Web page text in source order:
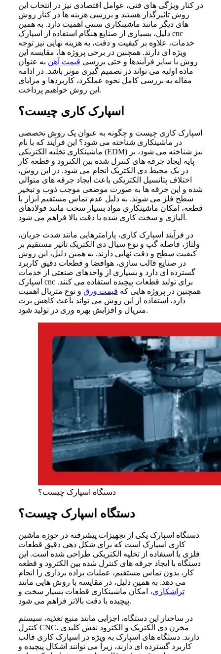
در کنار ویژگی های فنی، عوامل اقتصادی نیز در انتخاب این
روش تاثیرگذار هستند و بررسی هزینه ها در کنار روش
های دیگر مانند ماشینکاری سنتی اهمیت دارد. به همین
دلیل، بسیاری از صنایع هنگام استفاده از اسپارک cnc
خدمات، علاوه بر کیفیت و دقت، به هزینه نهایی نیز توجه
ویژه ای دارند. همچنین در برخی پروژه ها، مقایسه این
روش با سایر فرآیندها و حتی بررسی قیمت آهن به عنوان
ماده اولیه می تواند در تصمیم گیری موثر باشد. در ادامه
مقاله به بررسی کامل نحوه عملکرد، کاربردها و مزایای
این روش خواهیم پرداخت.
اسپارک کاری چیست؟
اسپارک کاری چیست و چگونه به عنوان یک روش تخصصی
در ماشینکاری شناخته می شود؟ این فرآیند که با نام
ماشینکاری تخلیه الکتریکی (EDM) نیز شناخته می شود، بر
پایه ایجاد جرقه های کنترل شده بین الکترود و قطعه کار
در یک محیط دی الکتریک انجام می شود. در این روش،
اختلاف پتانسیل الکتریکی باعث ایجاد جرقه های متوالی
شده و این جرقه ها به صورت موضعی موجب ذوب و تبخیر
سطح فلز می شوند. به دلیل عدم تماس مستقیم ابزار با
قطعه، امکان ماشینکاری مواد بسیار سخت مانند فولادهای
آلیاژی و سخت کاری شده با دقت بالا فراهم می شود.
در فرآیند اسپارک کاری، پارامترهایی مانند شدت جریان،
ولتاژ، فاصله گپ و نوع سیال دی الکتریک تاثیر مستقیم بر
کیفیت سطح و دقت نهایی دارند. به همین دلیل، این روش
در صنایع قالب سازی، هوافضا و قطعات دقیق کاربرد
گسترده ای دارد و بسیاری از واحدهای صنعتی از خدمات
اسپارک cnc برای تولید قطعات پیچیده استفاده می کنند.
همچنین در پروژه هایی که قیمت ورق و نوع متریال اهمیت
دارد، استفاده از این روش می تواند باعث کاهش پرت
متریال و افزایش بهره وری در تولید شود.
دستگاه اسپارک چیست؟
دستگاه اسپارک چیست؟
دستگاه اسپارک یکی از تجهیزات پیشرفته در حوزه ماشین
کاری اسپارک است که برای شکل دهی دقیق قطعات
فلزی با استفاده از تخلیه الکتریکی طراحی شده است. این
دستگاه با ایجاد جرقه های کنترل شده بین الکترود و قطعه
کار، بدون تماس مستقیم، عملیات براده برداری را انجام
می دهد. به همین دلیل، در مقایسه با روش هایی مانند
تراشکاری، امکان ماشینکاری قطعات بسیار سخت و
پیچیده با دقت بالاتر فراهم می شود.
در ساختار این دستگاه، اجزایی مانند منبع تغذیه، سیستم
کنترل CNC، مخزن دی الکتریک و الکترود نقش کلیدی
دارند. دستگاه های اسپارک به ویژه در اسپارک کاری قالب
کاربرد گسترده ای دارند، زیرا می توانند اشکال پیچیده و